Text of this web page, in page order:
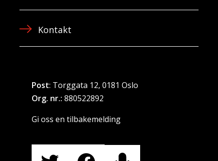
Kontakt
Post: Torggata 12, 0181 Oslo
Org. nr.: 880522892
Gi oss en tilbakemelding